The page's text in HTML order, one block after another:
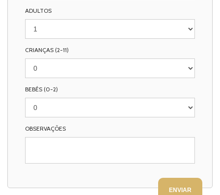
ADULTOS
CRIANÇAS (2-11)
BEBÉS (0-2)
OBSERVAÇÕES